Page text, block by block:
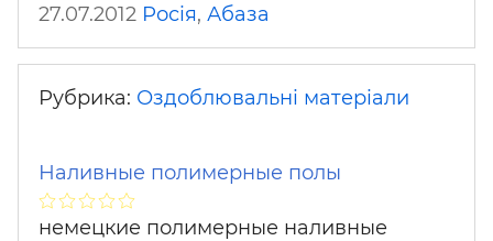
27.07.2012 Росія, Абаза
Рубрика: Оздоблювальні матеріали
Наливные полимерные полы
немецкие полимерные наливные